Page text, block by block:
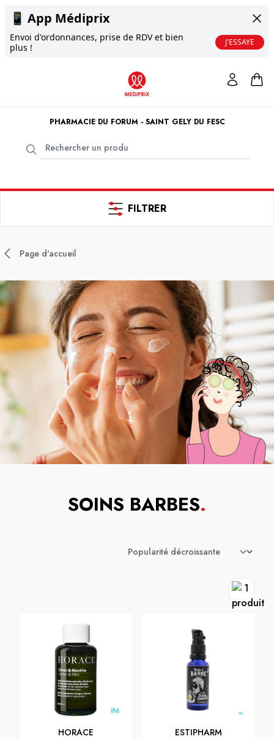
📱 App Médiprix
Envoi d'ordonnances, prise de RDV et bien
plus !
J'ESSAYE
PHARMACIE DU FORUM - SAINT GELY DU FESC
FILTRER
Page d'accueil
SOINS BARBES.
HORACE ESTIPHARM